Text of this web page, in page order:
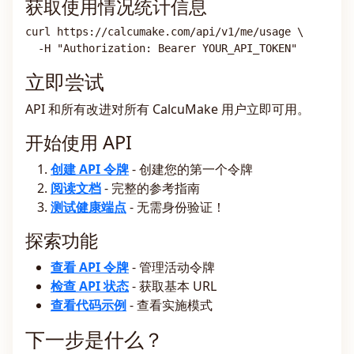
获取使用情况统计信息
curl https://calcumake.com/api/v1/me/usage \
  -H "Authorization: Bearer YOUR_API_TOKEN"
立即尝试
API 和所有改进对所有 CalcuMake 用户立即可用。
开始使用 API
创建 API 令牌- 创建您的第一个令牌
阅读文档- 完整的参考指南
测试健康端点 - 无需身份验证！
探索功能
查看 API 令牌- 管理活动令牌
检查 API 状态- 获取基本 URL
查看代码示例- 查看实施模式
下一步是什么？